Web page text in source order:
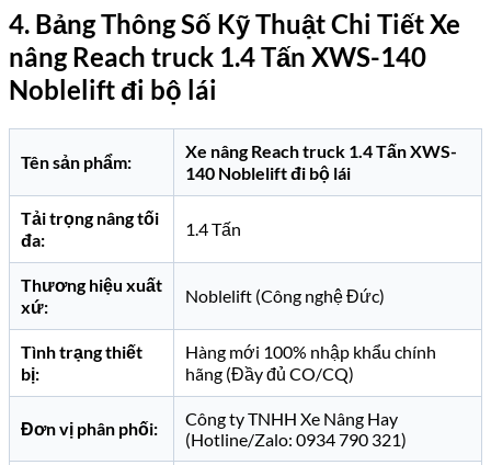
4. Bảng Thông Số Kỹ Thuật Chi Tiết Xe
nâng Reach truck 1.4 Tấn XWS-140
Noblelift đi bộ lái
Tên sản phẩm:
Xe nâng Reach truck 1.4 Tấn XWS-
140 Noblelift đi bộ lái
Tải trọng nâng tối
đa:
1.4 Tấn
Thương hiệu xuất
xứ:
Noblelift (Công nghệ Đức)
Tình trạng thiết
bị:
Hàng mới 100% nhập khẩu chính
hãng (Đầy đủ CO/CQ)
Đơn vị phân phối:
Công ty TNHH Xe Nâng Hay
(Hotline/Zalo: 0934 790 321)